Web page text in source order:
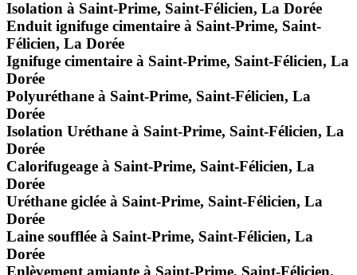
Isolation à Saint-Prime, Saint-Félicien, La Dorée
Enduit ignifuge cimentaire à Saint-Prime, Saint-
Félicien, La Dorée
Ignifuge cimentaire à Saint-Prime, Saint-Félicien, La
Dorée
Polyuréthane à Saint-Prime, Saint-Félicien, La
Dorée
Isolation Uréthane à Saint-Prime, Saint-Félicien, La
Dorée
Calorifugeage à Saint-Prime, Saint-Félicien, La
Dorée
Uréthane giclée à Saint-Prime, Saint-Félicien, La
Dorée
Laine soufflée à Saint-Prime, Saint-Félicien, La
Dorée
Enlèvement amiante à Saint-Prime, Saint-Félicien,